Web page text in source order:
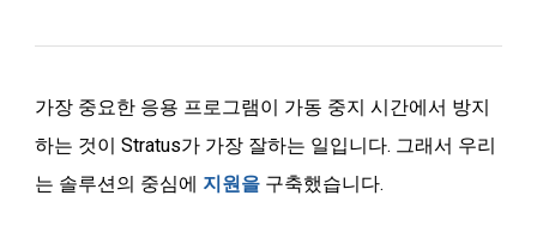
가장 중요한 응용 프로그램이 가동 중지 시간에서 방지
하는 것이 Stratus가 가장 잘하는 일입니다. 그래서 우리
는 솔루션의 중심에 지원을 구축했습니다.